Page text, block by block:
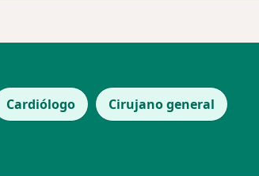
Cardiólogo Cirujano general